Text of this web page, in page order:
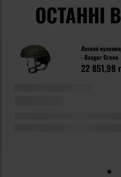
ОСТАННІ
Легкий
- Ranger Green
22 851,98